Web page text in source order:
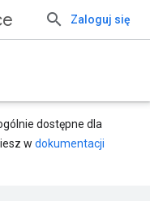
Zaloguj się
dostępne dla
w dokumentacji